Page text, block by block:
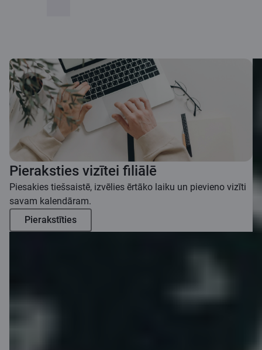
Pieraksties vizītei filiālē
Piesakies tiešsaistē, izvēlies ērtāko laiku un pievieno vizīti
savam kalendāram.
Pierakstīties